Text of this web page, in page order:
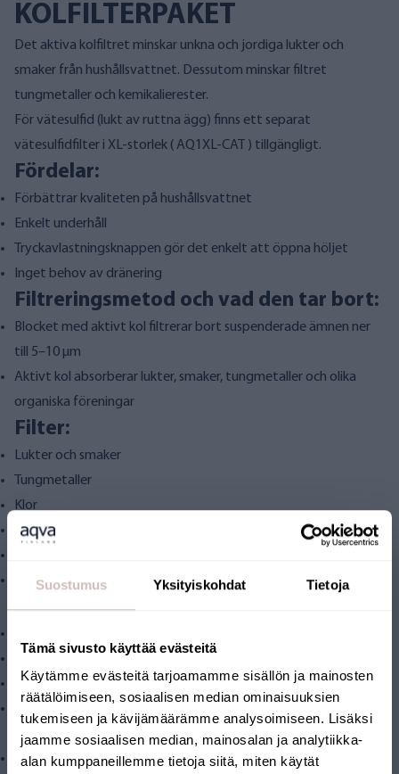
Suostumus Yksityiskohdat Tietoja
Tämä sivusto käyttää evästeitä
Käytämme evästeitä tarjoamamme sisällön ja mainosten
räätälöimiseen, sosiaalisen median ominaisuuksien
tukemiseen ja kävijämäärämme analysoimiseen. Lisäksi
jaamme sosiaalisen median, mainosalan ja analytiikka-
alan kumppaneillemme tietoja siitä, miten käytät
KOLFILTERPAKET
Det aktiva kolfiltret minskar unkna och jordiga lukter och
smaker från hushållsvattnet. Dessutom minskar filtret
tungmetaller och kemikalierester.
För vätesulfid (lukt av ruttna ägg) finns ett separat
vätesulfidfilter i XL-storlek ( AQ1XL-CAT ) tillgängligt.
Fördelar:
Förbättrar kvaliteten på hushållsvattnet
Enkelt underhåll
Tryckavlastningsknappen gör det enkelt att öppna höljet
Inget behov av dränering
Filtreringsmetod och vad den tar bort:
Blocket med aktivt kol filtrerar bort suspenderade ämnen ner
till 5–10 µm
Aktivt kol absorberar lukter, smaker, tungmetaller och olika
organiska föreningar
Filter:
Lukter och smaker
Tungmetaller
Klor
Bekämpningsmedel
Andra organiska föreningar
Tekniska specifikationer:
Rekommenderat maximalt flöde: 4 l/min
Filterkapacitet: cirka 37 000 liter
filterpatroner
Tryckfall: 0,1 bar vid 3 l/min